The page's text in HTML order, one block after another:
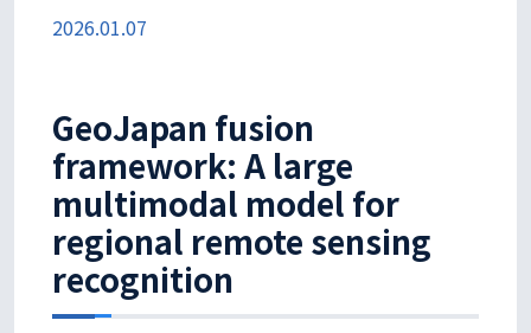
2026.01.07
GeoJapan fusion
framework: A large
multimodal model for
regional remote sensing
recognition